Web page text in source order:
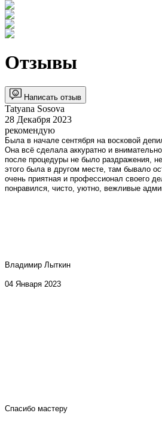
Отзывы
Написать отзыв
​Tatyana Sosova
28 Декабря 2023
рекомендую
Была в начале сентября на восковой
Она всё сделала аккуратно и
после процедуры не было раздражения,
этого была в другом месте, там бывало
очень приятная и профессионал своего
понравился, чисто, уютно, вежливые
Владимир Лыткин
04 Января 2023
Спасибо мастеру